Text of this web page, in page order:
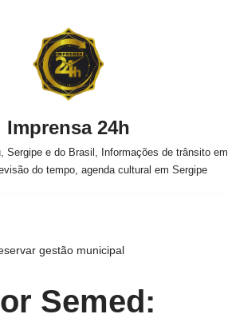
Imprensa 24h
Sergipe e do Brasil, Informações de trânsito
do tempo, agenda cultural em Sergipe
gestão municipal
Semed: